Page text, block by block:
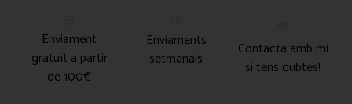
Enviament
gratuït a partir
de 100€
Enviaments
setmanals
Contacta amb mi
si tens dubtes!